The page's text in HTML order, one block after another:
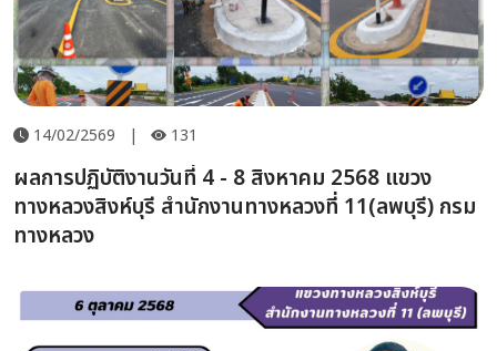
14/02/2569 | 131
ผลการปฏิบัติงานวันที่ 4 - 8 สิงหาคม 2568 แขวง
ทางหลวงสิงห์บุรี สำนักงานทางหลวงที่ 11(ลพบุรี) กรม
ทางหลวง